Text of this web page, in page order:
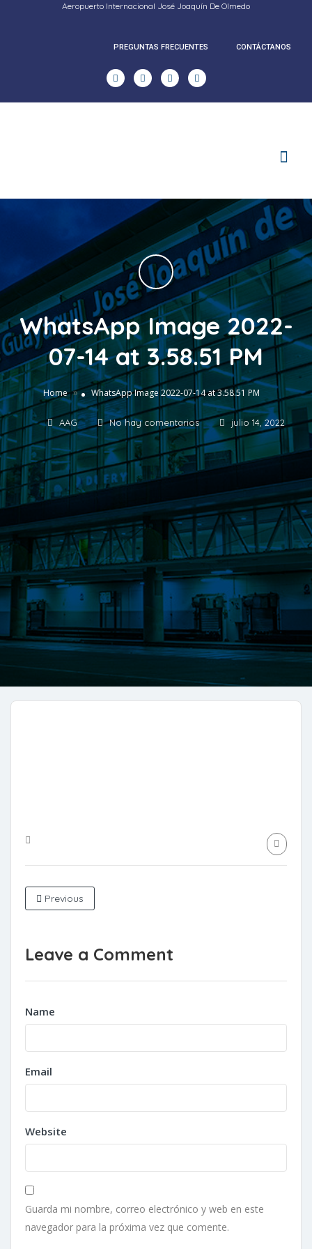
Aeropuerto Internacional José Joaquín De Olmedo
PREGUNTAS FRECUENTES CONTÁCTANOS
WhatsApp Image 2022-
07-14 at 3.58.51 PM
Home » WhatsApp Image 2022-07-14 at 3.58.51 PM
AAG No hay comentarios julio 14, 2022
Previous
Leave a Comment
Name
Email
Website
Guarda mi nombre, correo electrónico y web en este
navegador para la próxima vez que comente.